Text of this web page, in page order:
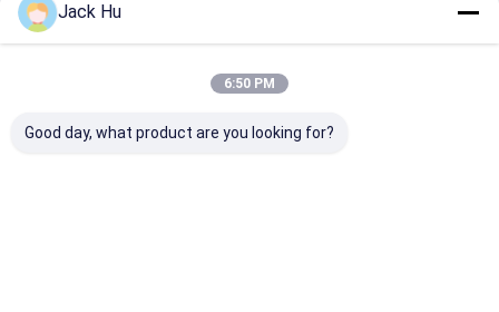
De Bus van de luchthavenpassagier
Onze Categorieën
Jack Hu
6:50 PM
Good day, what product are you looking for?